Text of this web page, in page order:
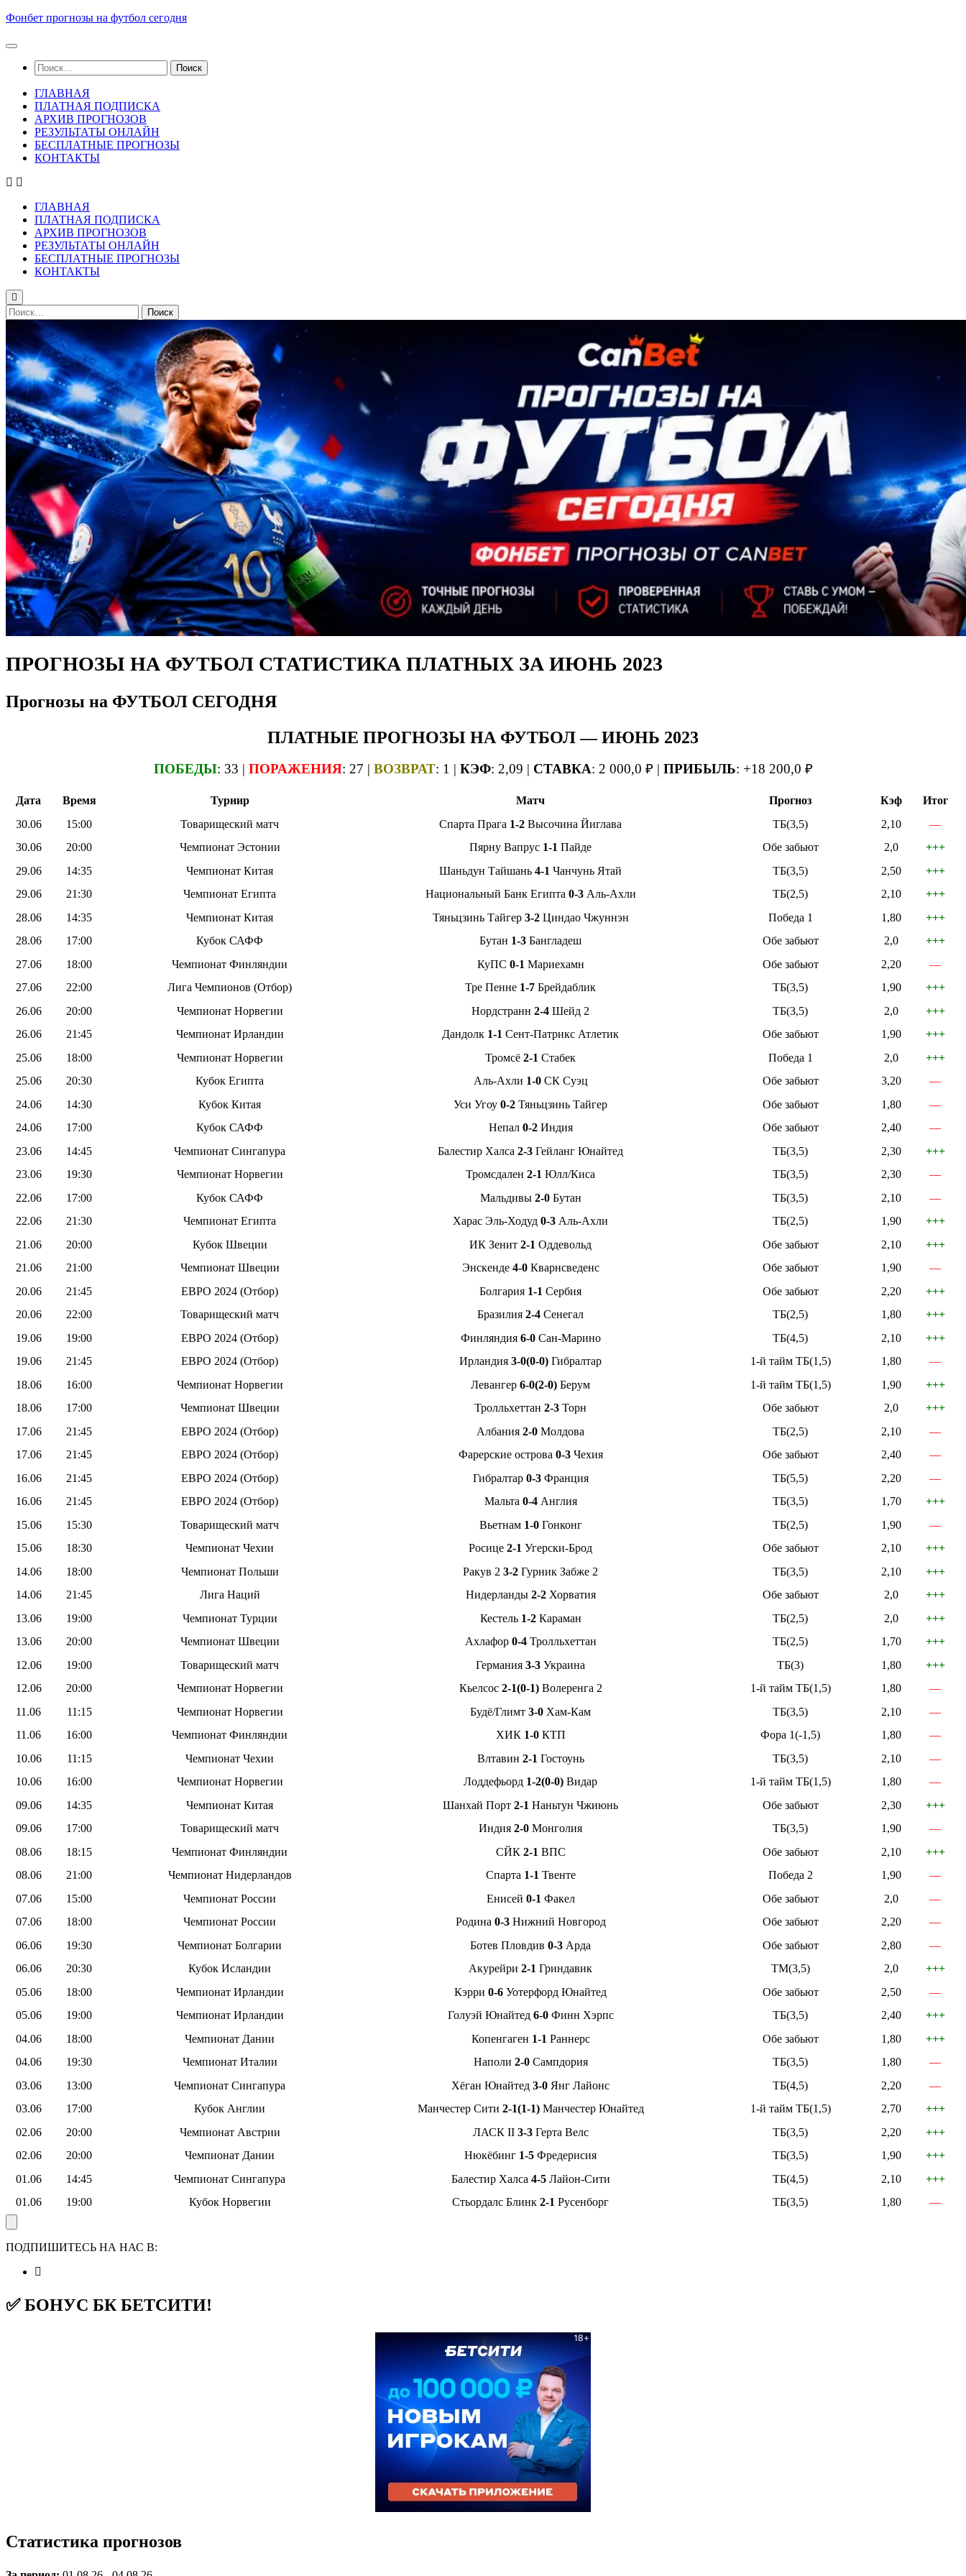
Skip
content
Фонбет прогнозы на футбол сегодня
Найти:
ГЛАВНАЯ
ПЛАТНАЯ ПОДПИСКА
АРХИВ ПРОГНОЗОВ
РЕЗУЛЬТАТЫ ОНЛАЙН
БЕСПЛАТНЫЕ ПРОГНОЗЫ
КОНТАКТЫ
ГЛАВНАЯ
ПЛАТНАЯ ПОДПИСКА
АРХИВ ПРОГНОЗОВ
РЕЗУЛЬТАТЫ ОНЛАЙН
БЕСПЛАТНЫЕ ПРОГНОЗЫ
КОНТАКТЫ
Найти:
ПРОГНОЗЫ НА ФУТБОЛ СТАТИСТИКА ПЛАТНЫХ ЗА ИЮНЬ 2023
Прогнозы на ФУТБОЛ СЕГОДНЯ
ПЛАТНЫЕ ПРОГНОЗЫ НА ФУТБОЛ — ИЮНЬ 2023
ПОБЕДЫ: 33 | ПОРАЖЕНИЯ: 27 | ВОЗВРАТ: 1 | КЭФ: 2,09 | СТАВКА: 2 000,0 ₽ | ПРИБЫЛЬ: +18 200,0 ₽
Дата Время Турнир Матч Прогноз Кэф
Итог
30.06
15:00 Товарищеский матч Спарта Прага 1-2 Высочина Йиглава ТБ(3,5) 2,10
—
30.06
20:00 Чемпионат Эстонии Пярну Вапрус 1-1 Пайде Обе забьют 2,0
+++
29.06
14:35 Чемпионат Китая Шаньдун Тайшань 4-1 Чанчунь Ятай ТБ(3,5) 2,50
+++
29.06
21:30 Чемпионат Египта Национальный Банк Египта 0-3Аль-Ахли ТБ(2,5) 2,10
+++
28.06
14:35 Чемпионат Китая Тяньцзинь Тайгер 3-2Циндао Чжуннэн Победа 1 1,80
+++
28.06
17:00 Кубок САФФ Бутан 1-3 Бангладеш Обе забьют 2,0
+++
27.06
18:00 Чемпионат Финляндии КуПС 0-1 Мариехамн Обе забьют 2,20
—
27.06
22:00 Лига Чемпионов (Отбор) Тре Пенне 1-7 Брейдаблик ТБ(3,5) 1,90
+++
26.06
20:00 Чемпионат Норвегии Нордстранн 2-4 Шейд 2 ТБ(3,5) 2,0
+++
26.06
21:45 Чемпионат Ирландии Дандолк 1-1 Сент-Патрикс Атлетик Обе забьют 1,90
+++
25.06
18:00 Чемпионат Норвегии Тромсё 2-1 Стабек Победа 1 2,0
+++
25.06
20:30 Кубок Египта Аль-Ахли 1-0СК Суэц Обе забьют 3,20
—
24.06
14:30 Кубок Китая Уси Угоу 0-2 Тяньцзинь Тайгер Обе забьют 1,80
—
24.06
17:00 Кубок САФФ Непал 0-2Индия Обе забьют 2,40
—
23.06
14:45 Чемпионат Сингапура Балестир Халса 2-3 Гейланг Юнайтед ТБ(3,5) 2,30
+++
23.06
19:30 Чемпионат Норвегии Тромсдален 2-1 Юлл/Киса ТБ(3,5) 2,30
—
22.06
17:00 Кубок САФФ Мальдивы 2-0Бутан ТБ(3,5) 2,10
—
22.06
21:30 Чемпионат Египта Харас Эль-Ходуд 0-3 Аль-Ахли ТБ(2,5) 1,90
+++
21.06
20:00 Кубок Швеции ИК Зенит 2-1 Оддевольд Обе забьют 2,10
+++
21.06
21:00 Чемпионат Швеции Энскенде 4-0Кварнсведенс Обе забьют 1,90
—
20.06
21:45 ЕВРО 2024 (Отбор) Болгария 1-1 Сербия Обе забьют 2,20
+++
20.06
22:00 Товарищеский матч Бразилия 2-4 Сенегал ТБ(2,5) 1,80
+++
19.06
19:00 ЕВРО 2024 (Отбор) Финляндия 6-0Сан-Марино ТБ(4,5) 2,10
+++
19.06
21:45 ЕВРО 2024 (Отбор) Ирландия 3-0(0-0) Гибралтар 1-й тайм ТБ(1,5) 1,80
—
18.06
16:00 Чемпионат Норвегии Левангер 6-0(2-0) Берум 1-й тайм ТБ(1,5) 1,90
+++
18.06
17:00 Чемпионат Швеции Тролльхеттан 2-3 Торн Обе забьют 2,0
+++
17.06
21:45 ЕВРО 2024 (Отбор) Албания 2-0 Молдова ТБ(2,5) 2,10
—
17.06
21:45 ЕВРО 2024 (Отбор) Фарерские острова 0-3Чехия Обе забьют 2,40
—
16.06
21:45 ЕВРО 2024 (Отбор) Гибралтар 0-3Франция ТБ(5,5) 2,20
—
16.06
21:45 ЕВРО 2024 (Отбор) Мальта 0-4Англия ТБ(3,5) 1,70
+++
15.06
15:30 Товарищеский матч Вьетнам 1-0Гонконг ТБ(2,5) 1,90
—
15.06
18:30 Чемпионат Чехии Росице 2-1 Угерски-Брод Обе забьют 2,10
+++
14.06
18:00 Чемпионат Польши Ракув 2 3-2 Гурник Забже 2 ТБ(3,5) 2,10
+++
14.06
21:45 Лига Наций Нидерланды 2-2Хорватия Обе забьют 2,0
+++
13.06
19:00 Чемпионат Турции Кестель 1-2Караман ТБ(2,5) 2,0
+++
13.06
20:00 Чемпионат Швеции Ахлафор 0-4Тролльхеттан ТБ(2,5) 1,70
+++
12.06
19:00 Товарищеский матч Германия 3-3 Украина ТБ(3) 1,80
+++
12.06
20:00 Чемпионат Норвегии Кьелсос 2-1(0-1)Волеренга 2 1-й тайм ТБ(1,5) 1,80
—
11.06
11:15 Чемпионат Норвегии Будё/Глимт 3-0 Хам-Кам ТБ(3,5) 2,10
—
11.06
16:00 Чемпионат Финляндии ХИК 1-0КТП Фора 1(-1,5) 1,80
—
10.06
11:15 Чемпионат Чехии Влтавин 2-1 Гостоунь ТБ(3,5) 2,10
—
10.06
16:00 Чемпионат Норвегии Лоддефьорд 1-2(0-0) Видар 1-й тайм ТБ(1,5) 1,80
—
09.06
14:35 Чемпионат Китая Шанхай Порт 2-1 Наньтун Чжиюнь Обе забьют 2,30
+++
09.06
17:00 Товарищеский матч Индия 2-0 Монголия ТБ(3,5) 1,90
—
08.06
18:15 Чемпионат Финляндии СЙК 2-1 ВПС Обе забьют 2,10
+++
08.06
21:00 Чемпионат Нидерландов Спарта 1-1 Твенте Победа 2 1,90
—
07.06
15:00 Чемпионат России Енисей 0-1 Факел Обе забьют 2,0
—
07.06
18:00 Чемпионат России Родина 0-3Нижний Новгород Обе забьют 2,20
—
06.06
19:30 Чемпионат Болгарии Ботев Пловдив 0-3 Арда Обе забьют 2,80
—
06.06
20:30 Кубок Исландии Акурейри 2-1 Гриндавик ТМ(3,5) 2,0
+++
05.06
18:00 Чемпионат Ирландии Кэрри 0-6 Уотерфорд Юнайтед Обе забьют 2,50
—
05.06
19:00 Чемпионат Ирландии Голуэй Юнайтед 6-0Финн Хэрпс ТБ(3,5) 2,40
+++
04.06
18:00 Чемпионат Дании Копенгаген 1-1 Раннерс Обе забьют 1,80
+++
04.06
19:30 Чемпионат Италии Наполи 2-0Сампдория ТБ(3,5) 1,80
—
03.06
13:00 Чемпионат Сингапура Хёган Юнайтед 3-0 Янг Лайонс ТБ(4,5) 2,20
—
03.06
17:00 Кубок Англии Манчестер Сити 2-1(1-1)Манчестер Юнайтед 1-й тайм ТБ(1,5) 2,70
+++
02.06
20:00 Чемпионат Австрии ЛАСК II 3-3Герта Велс ТБ(3,5) 2,20
+++
02.06
20:00 Чемпионат Дании Нюкёбинг 1-5 Фредерисия ТБ(3,5) 1,90
+++
01.06
14:45 Чемпионат Сингапура Балестир Халса 4-5Лайон-Сити ТБ(4,5) 2,10
+++
01.06
19:00 Кубок Норвегии Стьордалс Блинк 2-1 Русенборг ТБ(3,5) 1,80 —
ПОДПИШИТЕСЬ НА НАС В:
✅ БОНУС БК БЕТСИТИ!
Статистика прогнозов